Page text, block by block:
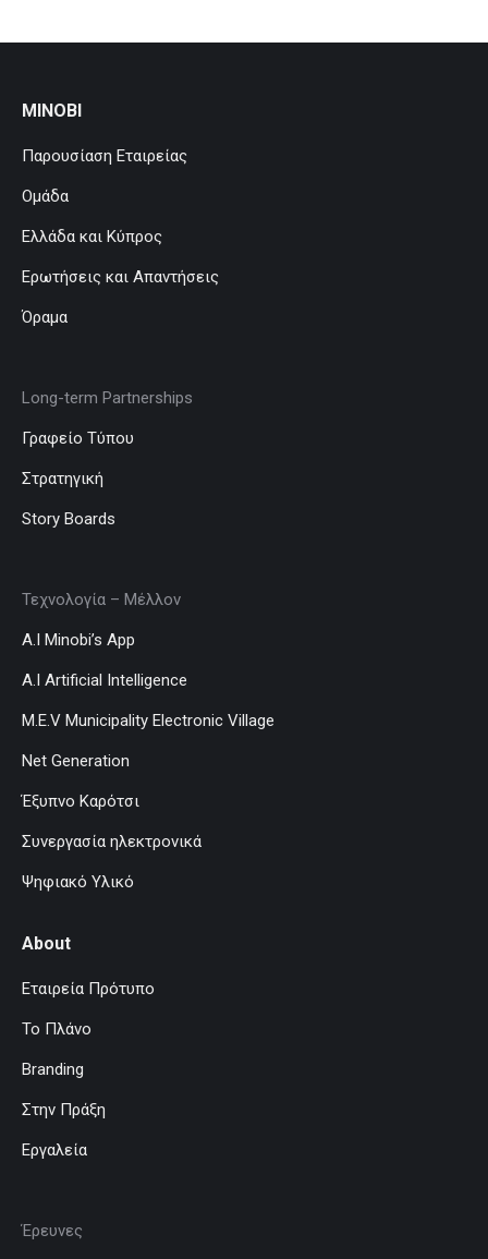
MINOBI
Παρουσίαση Εταιρείας
Ομάδα
Ελλάδα και Κύπρος
Ερωτήσεις και Απαντήσεις
Όραμα
Long-term Partnerships
Γραφείο Τύπου
Στρατηγική
Story Boards
Τεχνολογία – Μέλλον
A.I Minobi’s App
A.I Artificial Intelligence
M.E.V Municipality Electronic Village
Net Generation
Έξυπνο Καρότσι
Συνεργασία ηλεκτρονικά
Ψηφιακό Υλικό
About
Εταιρεία Πρότυπο
Το Πλάνο
Branding
Στην Πράξη
Εργαλεία
Έρευνες